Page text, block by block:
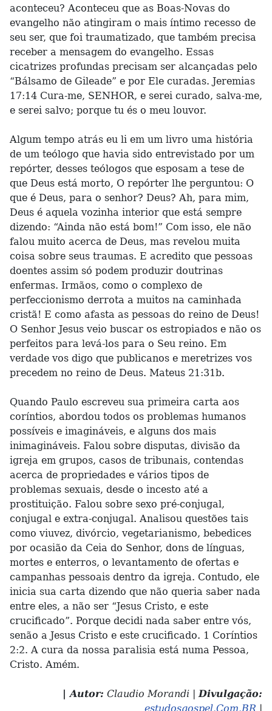
aconteceu? Aconteceu que as Boas-Novas do
evangelho não atingiram o mais íntimo recesso de
seu ser, que foi traumatizado, que também precisa
receber a mensagem do evangelho. Essas
cicatrizes profundas precisam ser alcançadas pelo
“Bálsamo de Gileade” e por Ele curadas. Jeremias
17:14 Cura-me, SENHOR, e serei curado, salva-me,
e serei salvo; porque tu és o meu louvor.
Algum tempo atrás eu li em um livro uma história
de um teólogo que havia sido entrevistado por um
repórter, desses teólogos que esposam a tese de
que Deus está morto, O repórter lhe perguntou: O
que é Deus, para o senhor? Deus? Ah, para mim,
Deus é aquela vozinha interior que está sempre
dizendo: “Ainda não está bom!” Com isso, ele não
falou muito acerca de Deus, mas revelou muita
coisa sobre seus traumas. E acredito que pessoas
doentes assim só podem produzir doutrinas
enfermas. Irmãos, como o complexo de
perfeccionismo derrota a muitos na caminhada
cristã! E como afasta as pessoas do reino de Deus!
O Senhor Jesus veio buscar os estropiados e não os
perfeitos para levá-los para o Seu reino. Em
verdade vos digo que publicanos e meretrizes vos
precedem no reino de Deus. Mateus 21:31b.
Quando Paulo escreveu sua primeira carta aos
coríntios, abordou todos os problemas humanos
possíveis e imagináveis, e alguns dos mais
inimagináveis. Falou sobre disputas, divisão da
igreja em grupos, casos de tribunais, contendas
acerca de propriedades e vários tipos de
problemas sexuais, desde o incesto até a
prostituição. Falou sobre sexo pré-conjugal,
conjugal e extra-conjugal. Analisou questões tais
como viuvez, divórcio, vegetarianismo, bebedices
por ocasião da Ceia do Senhor, dons de línguas,
mortes e enterros, o levantamento de ofertas e
campanhas pessoais dentro da igreja. Contudo, ele
inicia sua carta dizendo que não queria saber nada
entre eles, a não ser “Jesus Cristo, e este
crucificado”. Porque decidi nada saber entre vós,
senão a Jesus Cristo e este crucificado. 1 Coríntios
2:2. A cura da nossa paralisia está numa Pessoa,
Cristo. Amém.
| Autor: Claudio Morandi |Divulgação:
estudosgospel.Com.BR |